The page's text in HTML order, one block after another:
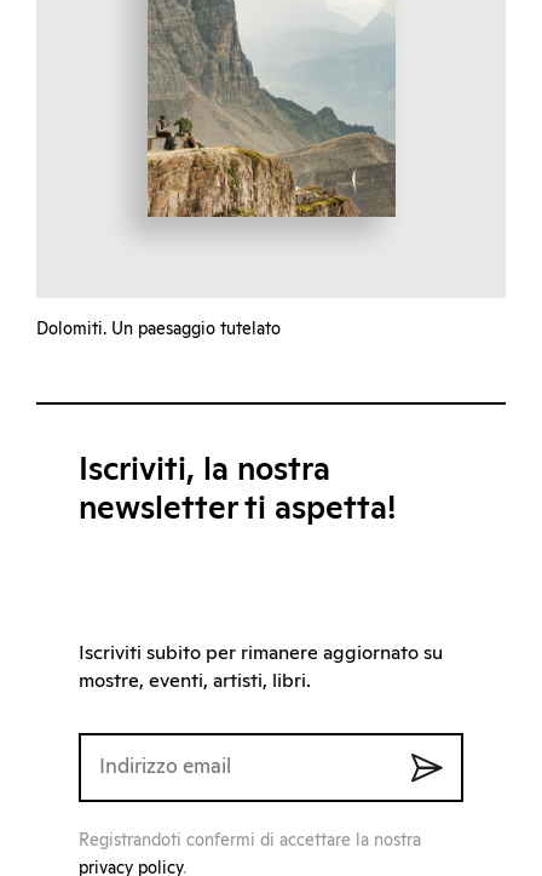
Dolomiti. Un paesaggio tutelato
Iscriviti, la nostra
newsletter ti aspetta!
Iscriviti subito per rimanere aggiornato su
mostre, eventi, artisti, libri.
Registrandoti confermi di accettare la nostra
privacy policy.